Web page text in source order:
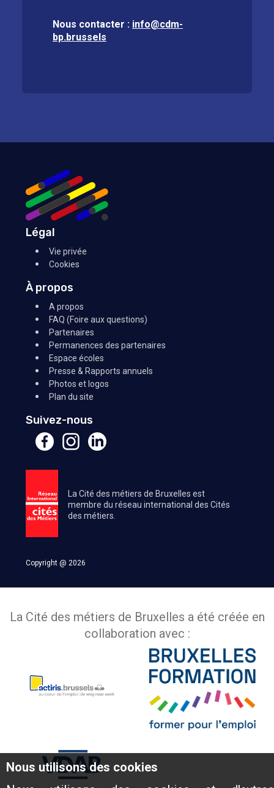
Nous utilisons des cookies
Nous contacter : info@cdm-
bp.brussels
Légal
Vie privée
Cookies
À propos
A propos
FAQ (Foire aux questions)
Partenaires
Permanences des partenaires
Espace écoles
Presse & Rapports annuels
Photos et logos
Plan du site
Suivez-nous
La Cité des métiers de Bruxelles est
membre du réseau international des Cités
des métiers.
Copyright @ 2026
La Cité des métiers de Bruxelles a été créée en
collaboration avec :